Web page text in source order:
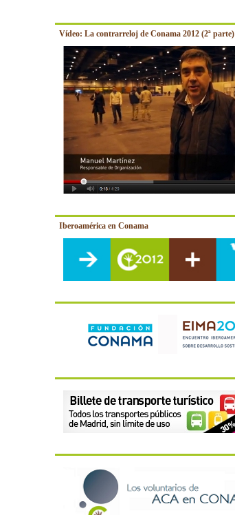
Vídeo: La contrarreloj de Conama 2012 (2ª parte)
Iberoamérica en Conama